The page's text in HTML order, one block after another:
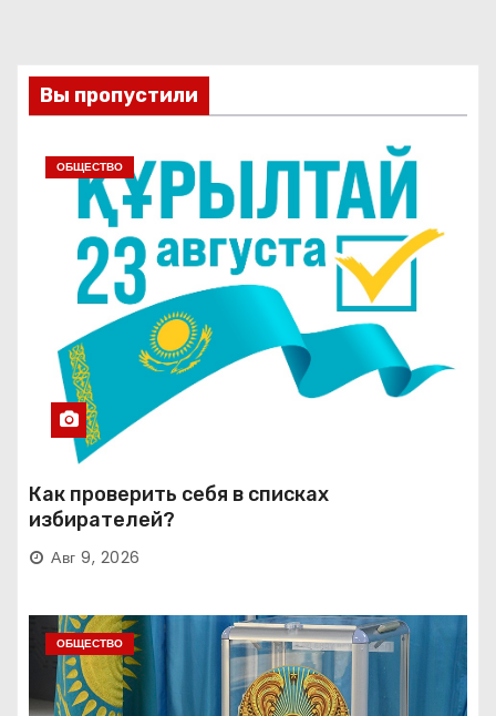
Вы пропустили
ОБЩЕСТВО
Как проверить себя в списках
избирателей?
Авг 9, 2026
ОБЩЕСТВО